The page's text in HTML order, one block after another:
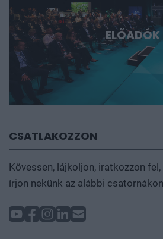
ELŐADÓK
CSATLAKOZZON
Kövessen, lájkoljon, iratkozzon
írjon nekünk az alábbi